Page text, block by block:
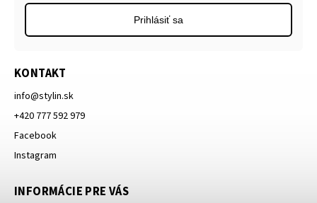
KONTAKT
info@stylin.sk
+420 777 592 979
Facebook
Instagram
INFORMÁCIE PRE VÁS
Prihlásiť sa